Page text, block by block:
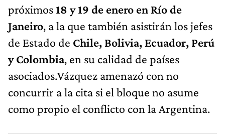
próximos18 y 19 de enero en Río de
Janeiro, a la que también asistirán los jefes
de Estado de Chile, Bolivia, Ecuador, Perú
y Colombia, en su calidad de países
asociados.Vázquez amenazó con no
concurrir a la cita si el bloque no asume
como propio el conflicto con la Argentina.